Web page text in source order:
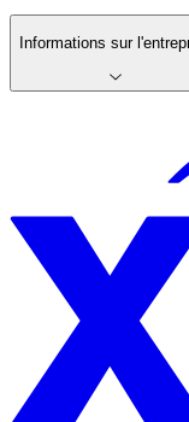
Informations sur